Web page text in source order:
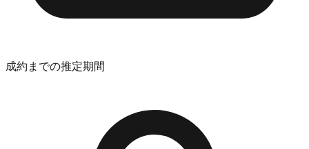
成約までの推定期間